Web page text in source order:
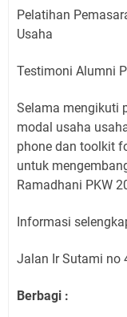
Pelatihan
Usaha
Testimoni Alumni
Selama mengikuti
modal usaha
phone dan toolkit
untuk
Ramadhani PKW
Informasi
Jalan Ir Sutami no
Berbagi :